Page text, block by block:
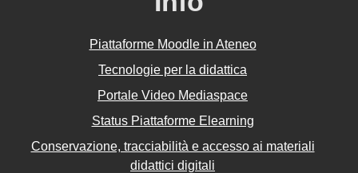
Piattaforme Moodle in Ateneo
Tecnologie per la didattica
Portale Video Mediaspace
Status Piattaforme Elearning
Conservazione, tracciabilità e accesso ai materiali
didattici digitali